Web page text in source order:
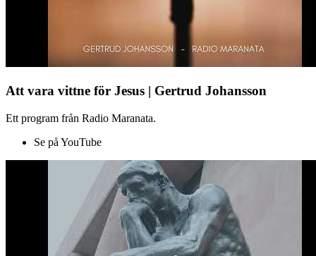
Att vara vittne för Jesus | Gertrud Johansson
Ett program från Radio Maranata.
Se på YouTube